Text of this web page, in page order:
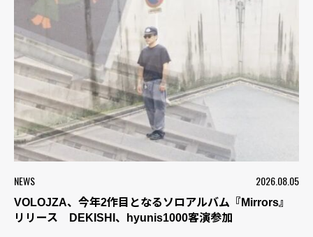
NEWS 2026.08.05
VOLOJZA、今年2作目となるソロアルバム『Mirrors』
リリース DEKISHI、hyunis1000客演参加